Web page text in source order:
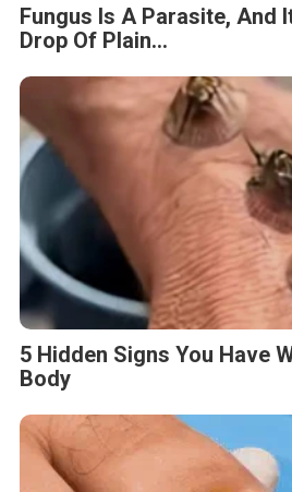
Fungus Is A Parasite, And
Drop Of Plain...
5 Hidden Signs You Have
Body